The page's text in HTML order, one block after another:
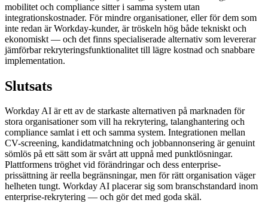
mobilitet och compliance sitter i samma system utan
integrationskostnader. För mindre organisationer, eller för dem som
inte redan är Workday-kunder, är tröskeln hög både tekniskt och
ekonomiskt — och det finns specialiserade alternativ som levererar
jämförbar rekryteringsfunktionalitet till lägre kostnad och snabbare
implementation.
Slutsats
Workday AI är ett av de starkaste alternativen på marknaden för
stora organisationer som vill ha rekrytering, talanghantering och
compliance samlat i ett och samma system. Integrationen mellan
CV-screening, kandidatmatchning och jobbannonsering är genuint
sömlös på ett sätt som är svårt att uppnå med punktlösningar.
Plattformens tröghet vid förändringar och dess enterprise-
prissättning är reella begränsningar, men för rätt organisation väger
helheten tungt. Workday AI placerar sig som branschstandard inom
enterprise-rekrytering — och gör det med goda skäl.